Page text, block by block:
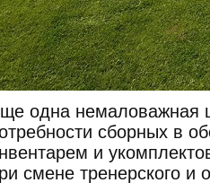
одна немаловажная
сборных в
и
смене тренерского и